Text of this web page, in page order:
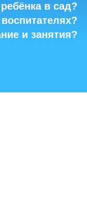
в сад?
и занятия?